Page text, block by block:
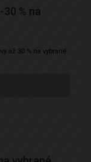
% na
až 30 % na vybrané